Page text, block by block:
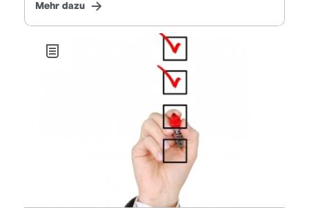
Mehr dazu